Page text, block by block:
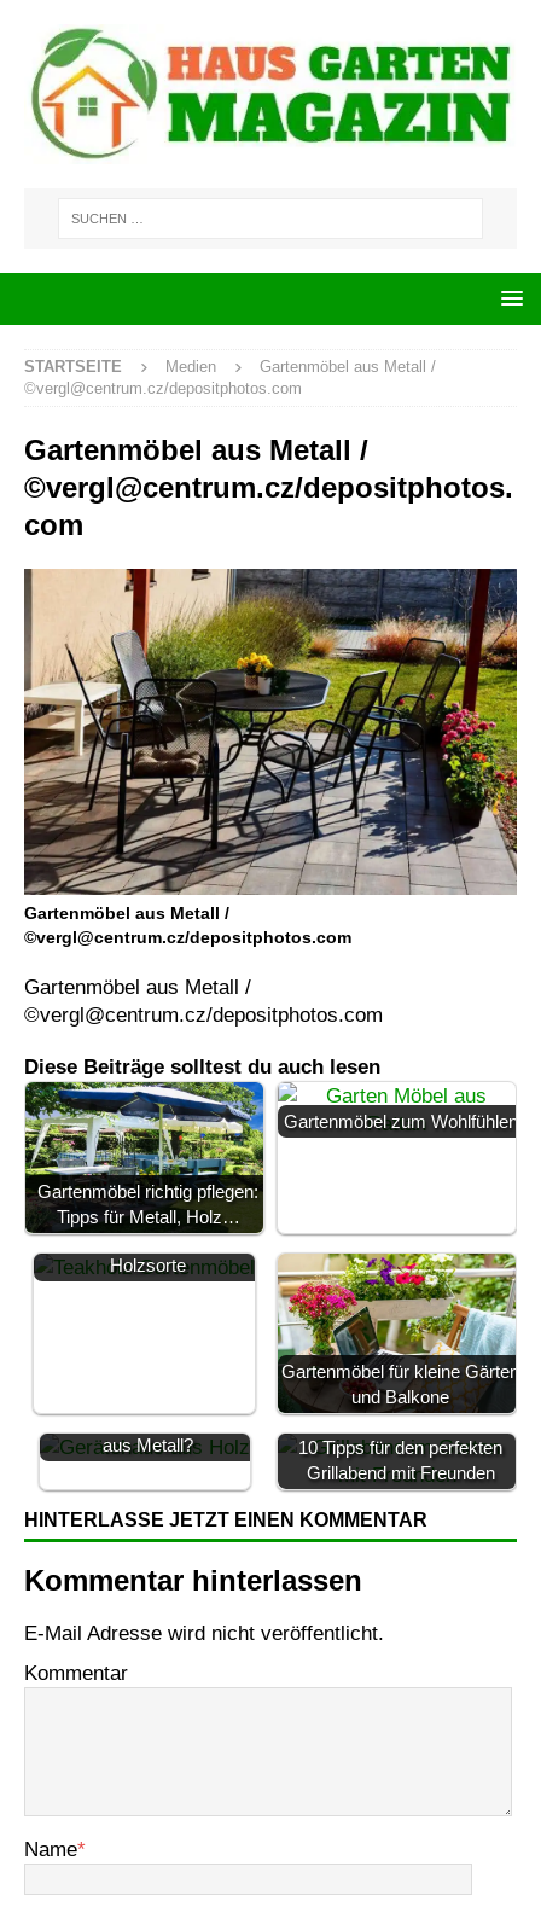
STARTSEITE Medien
Gartenmöbel aus Metall /
©vergl@centrum.cz/depositphotos.com
Gartenmöbel aus Metall /
©vergl@centrum.cz/depositphotos.
com
Gartenmöbel aus Metall /
©vergl@centrum.cz/depositphotos.com
Gartenmöbel aus Metall /
©vergl@centrum.cz/depositphotos.com
Diese Beiträge solltest du auch lesen
Gartenmöbel richtig pflegen:
Tipps für Metall, Holz…
Gartenmöbel zum Wohlfühlen
Teakholz ▶ wissenswerte
Fakten über die beliebte
Holzsorte
Gartenmöbel für kleine Gärten
und Balkone
Gerätehaus aus Holz oder
aus Metall?
10 Tipps für den perfekten
Grillabend mit Freunden
HINTERLASSE JETZT EINEN KOMMENTAR
Kommentar hinterlassen
E-Mail Adresse wird nicht veröffentlicht.
Kommentar
Name*